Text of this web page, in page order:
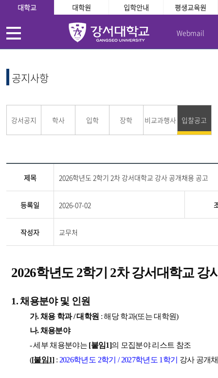
대학교 대학원 입학안내 평생교육원
Webmail
공지사항
강서공지 학사 입학 장학 비교과행사 입찰공고
제목 2026학년도 2학기 2차 강서대학교 강사 공개채용 공고
등록일 2026-07-02
작성자 교무처
2026학년도 2학기 2차 강서대학교 강
1.채용분야 및 인원
가.채용 학과/대학원 :해당 학과(또는 대학원)
나.채용분야
-세부 채용분야는 [붙임1]의 모집분야 리스트 참조
([붙임1] : 2026학년도 2학기 / 2027학년도 1 학기 강사 공개